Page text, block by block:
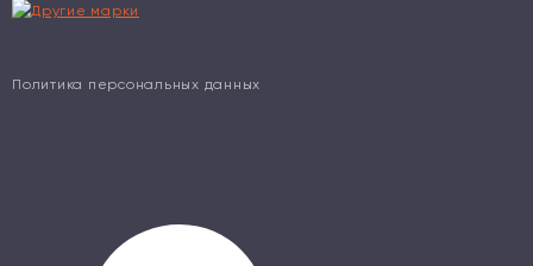
Политика персональных данных